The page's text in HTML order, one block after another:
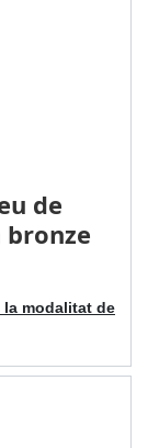
de
la modalitat de